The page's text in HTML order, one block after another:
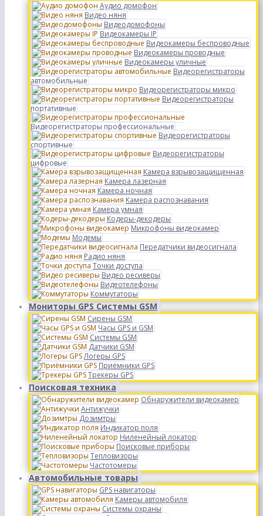
Аудио домофон
Видео няня
Видеодомофоны
Видеокамеры IP
Видеокамеры беспроводные
Видеокамеры проводные
Видеокамеры уличные
Видеорегистраторы
автомобильные
Видеорегистраторы микро
Видеорегистраторы
портативные
Видеорегистраторы профессиональные
Видеорегистраторы
спортивные
Видеорегистраторы
цифровые
Камера взрывозащищенная
Камера лазерная
Камера ночная
Камера распознавания
Камера умная
Кодеры-декодеры
Микрофоны видеокамер
Модемы
Передатчики видеосигнала
Радио няня
Точки доступа
Видео ресиверы
Видеотелефоны
Коммутаторы
Мониторы GPS Системы GSM
Сирены GSM
Часы GPS и GSM
Системы GSM
Датчики GSM
Логеры GPS
Приёмники GPS
Трекеры GPS
Поисковая техника
Обнаружители видеокамер
Антижучки
Дозимтры
Индикатор поля
Ниленейный локатор
Поисковые приборы
Тепловизоры
Частотомеры
Автомобильные товары
GPS навигаторы
Камеры автомобиля
Системы охраны